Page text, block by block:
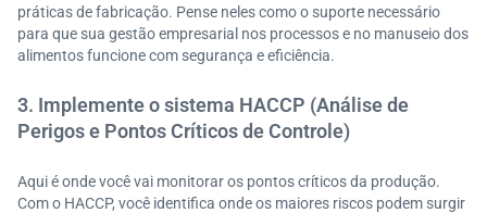
práticas de fabricação. Pense neles como o suporte necessário
para que sua gestão empresarial nos processos e no manuseio dos
alimentos funcione com segurança e eficiência.
3. Implemente o sistema HACCP (Análise de
Perigos e Pontos Críticos de Controle)
Aqui é onde você vai monitorar os pontos críticos da produção.
Com o HACCP, você identifica onde os maiores riscos podem surgir